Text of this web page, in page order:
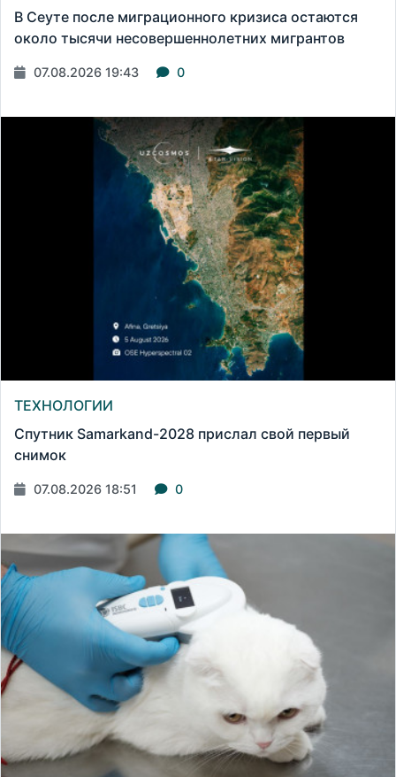
В Сеуте после миграционного кризиса остаются
около тысячи несовершеннолетних мигрантов
07.08.2026 19:43 0
ТЕХНОЛОГИИ
Спутник Samarkand-2028 прислал свой первый
снимок
07.08.2026 18:51 0